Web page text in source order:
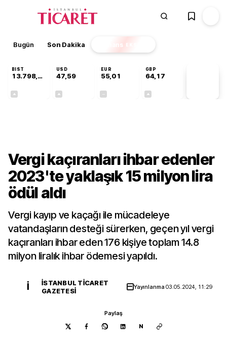
Bugün Son Dakika Finans EKSTRA
BIST
13.798,82
USD
47,59
EUR
55,01
GBP
64,17
Vergi kaçıranları ihbar edenler
2023'te yaklaşık 15 milyon lira
ödül aldı
Vergi kayıp ve kaçağı ile mücadeleye
vatandaşların desteği sürerken, geçen yıl vergi
kaçıranları ihbar eden 176 kişiye toplam 14.8
milyon liralık ihbar ödemesi yapıldı.
İ
İSTANBUL TICARET
GAZETESI
Yayınlanma03.05.2024, 11:29
Paylaş
N